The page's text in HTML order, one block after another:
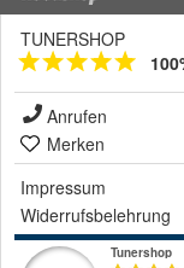
TUNERSHOP
Anrufen
Merken
Impressum
Widerrufsbelehrung